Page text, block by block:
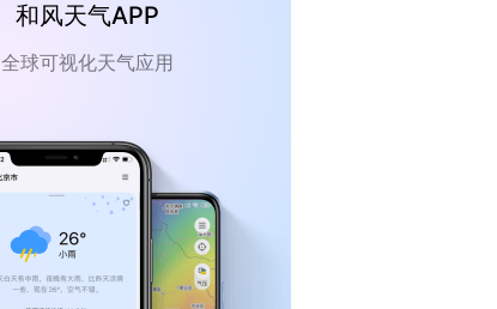
和风天气APP
全球可视化天气应用